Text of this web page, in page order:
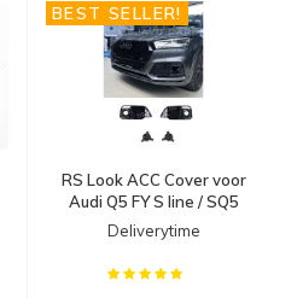
BEST SELLER!
RS Look ACC Cover voor
Audi Q5 FY S line / SQ5
Deliverytime